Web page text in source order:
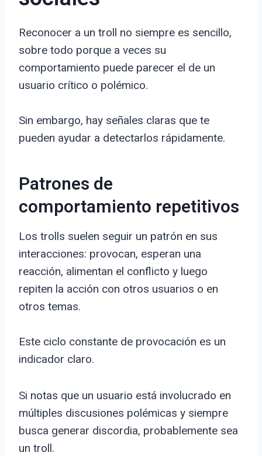
Reconocer a un troll no siempre es sencillo,
sobre todo porque a veces su
comportamiento puede parecer el de un
usuario crítico o polémico.
Sin embargo, hay señales claras que te
pueden ayudar a detectarlos rápidamente.
Patrones de
comportamiento repetitivos
Los trolls suelen seguir un patrón en sus
interacciones: provocan, esperan una
reacción, alimentan el conflicto y luego
repiten la acción con otros usuarios o en
otros temas.
Este ciclo constante de provocación es un
indicador claro.
Si notas que un usuario está involucrado en
múltiples discusiones polémicas y siempre
busca generar discordia, probablemente sea
un troll.